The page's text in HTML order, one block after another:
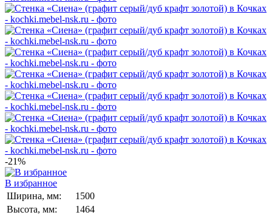
-21%
В избранное
Ширина, мм:
1500
Высота, мм:
1464